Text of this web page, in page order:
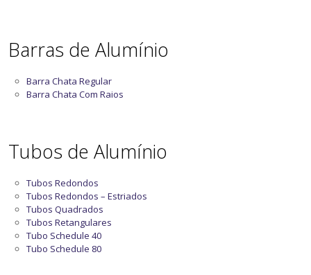
Barras de Alumínio
Barra Chata Regular
Barra Chata Com Raios
Tubos de Alumínio
Tubos Redondos
Tubos Redondos – Estriados
Tubos Quadrados
Tubos Retangulares
Tubo Schedule 40
Tubo Schedule 80